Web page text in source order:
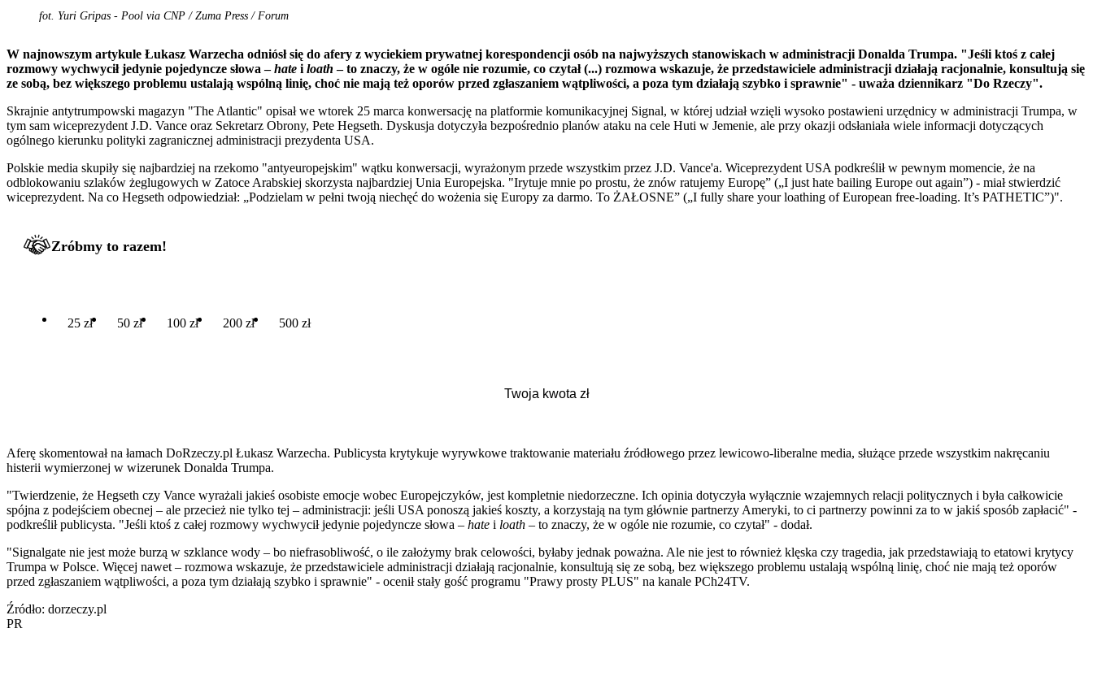
fot. Yuri Gripas - Pool via CNP / Zuma Press / Forum
W najnowszym artykule Łukasz Warzecha odniósł się do afery z wyciekiem prywatnej korespondencji osób na najwyższych stanowiskach w administracji Donalda Trumpa. "Jeśli ktoś z całej
rozmowy wychwycił jedynie pojedyncze słowa –hate i loath – to znaczy, że w ogóle nie rozumie, co czytał (...) rozmowa wskazuje, że przedstawiciele administracji działają racjonalnie, konsultują się
ze sobą, bez większego problemu ustalają wspólną linię, choć nie mają też oporów przed zgłaszaniem wątpliwości, a poza tym działają szybko i sprawnie" - uważa dziennikarz "Do Rzeczy".
Skrajnie antytrumpowski magazyn "The Atlantic" opisał we wtorek 25 marca konwersację na platformie komunikacyjnej Signal, w której udział wzięli wysoko postawieni urzędnicy w administracji Trumpa, w
tym sam wiceprezydent J.D. Vance oraz Sekretarz Obrony, Pete Hegseth. Dyskusja dotyczyła bezpośrednio planów ataku na cele Huti w Jemenie, ale przy okazji odsłaniała wiele informacji dotyczących
ogólnego kierunku polityki zagranicznej administracji prezydenta USA.
Polskie media skupiły się najbardziej na rzekomo "antyeuropejskim" wątku konwersacji, wyrażonym przede wszystkim przez J.D. Vance'a. Wiceprezydent USA podkreślił w pewnym momencie, że na
odblokowaniu szlaków żeglugowych w Zatoce Arabskiej skorzysta najbardziej Unia Europejska. "Irytuje mnie po prostu, że znów ratujemy Europę” („I just hate bailing Europe out again”) - miał stwierdzić
wiceprezydent. Na co Hegseth odpowiedział: „Podzielam w pełni twoją niechęć do wożenia się Europy za darmo. To ŻAŁOSNE” („I fully share your loathing of European free-loading. It’s PATHETIC”)".
Zróbmy to razem!
25 zł 50 zł 100 zł 200 zł 500 zł
Aferę skomentował na łamach DoRzeczy.pl Łukasz Warzecha. Publicysta krytykuje wyrywkowe traktowanie materiału źródłowego przez lewicowo-liberalne media, służące przede wszystkim nakręcaniu
histerii wymierzonej w wizerunek Donalda Trumpa.
"Twierdzenie, że Hegseth czy Vance wyrażali jakieś osobiste emocje wobec Europejczyków, jest kompletnie niedorzeczne. Ich opinia dotyczyła wyłącznie wzajemnych relacji politycznych i była całkowicie
spójna z podejściem obecnej – ale przecież nie tylko tej – administracji: jeśli USA ponoszą jakieś koszty, a korzystają na tym głównie partnerzy Ameryki, to ci partnerzy powinni za to w jakiś sposób zapłacić" -
podkreślił publicysta. "Jeśli ktoś z całej rozmowy wychwycił jedynie pojedyncze słowa – hate i loath – to znaczy, że w ogóle nie rozumie, co czytał" - dodał.
"Signalgate nie jest może burzą w szklance wody – bo niefrasobliwość, o ile założymy brak celowości, byłaby jednak poważna. Ale nie jest to również klęska czy tragedia, jak przedstawiają to etatowi krytycy
Trumpa w Polsce. Więcej nawet – rozmowa wskazuje, że przedstawiciele administracji działają racjonalnie, konsultują się ze sobą, bez większego problemu ustalają wspólną linię, choć nie mają też oporów
przed zgłaszaniem wątpliwości, a poza tym działają szybko i sprawnie" - ocenił stały gość programu "Prawy prosty PLUS" na kanale PCh24TV.
Źródło: dorzeczy.pl
PR